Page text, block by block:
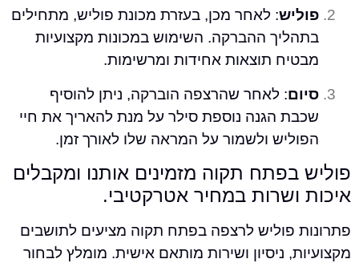
: לאחר מכן, בעזרת מכונת פוליש, מתחילים
ההברקה. השימוש במכונות מקצועיות
תוצאות אחידות ומרשימות.
: לאחר שהרצפה הוברקה, ניתן להוסיף
הגנה נוספת סילר על מנת להאריך את חיי
ולשמור על המראה שלו לאורך זמן.
תקוה מזמינים אותנו ומקבלים
ושרות במחיר אטרקטיבי.
פוליש לרצפה בפתח תקוה מציעים לתושבים
ניסיון ושירות מותאם אישית. מומלץ לבחור